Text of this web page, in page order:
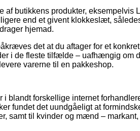
af butikkens produkter, eksempelvis
end et givent klokkeslæt,
hjemad.
det at du aftager for et
i de fleste tilfælde – uafhængig om
varerne til en pakkeshop.
i blandt forskellige internet
fundet det uundgåeligt at
samt til kvinder og mænd – markant,